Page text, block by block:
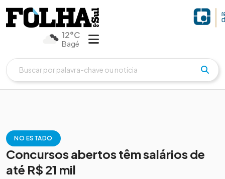
12°C
Bagé
NO ESTADO
Concursos abertos têm salários de
até R$ 21 mil